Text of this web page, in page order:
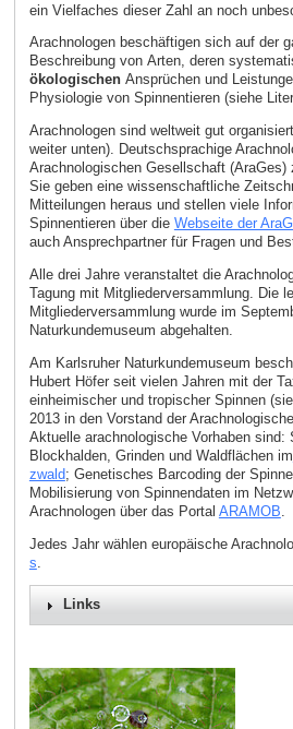
ein Vielfaches dieser Zahl an noch
Arachnologen beschäftigen sich auf der
Beschreibung von Arten, deren
ökologischen Ansprüchen und
Physiologie von Spinnentieren (siehe
Arachnologen sind weltweit gut
weiter unten). Deutschsprachige
Arachnologischen Gesellschaft (AraGes)
Sie geben eine wissenschaftliche
Mitteilungen heraus und stellen viele
Spinnentieren über die Webseite der
auch Ansprechpartner für Fragen und
Alle drei Jahre veranstaltet die
Tagung mit Mitgliederversammlung. Die
Mitgliederversammlung wurde im
Naturkundemuseum abgehalten.
Am Karlsruher Naturkundemuseum
Hubert Höfer seit vielen Jahren mit der
einheimischer und tropischer Spinnen
2013 in den Vorstand der
Aktuelle arachnologische Vorhaben sind:
Blockhalden, Grinden und Waldflächen im
zwald; Genetisches Barcoding der
Mobilisierung von Spinnendaten im
Arachnologen über das Portal ARAMOB
Jedes Jahr wählen europäische
s
Links